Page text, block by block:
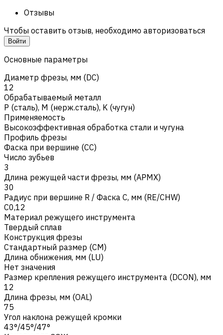
Отзывы
Чтобы оставить отзыв, необходимо авторизоваться
Войти
Основные параметры
Диаметр фрезы, мм (DC)
12
Обрабатываемый металл
Р (сталь), M (нерж.сталь), K (чугун)
Применяемость
Высокоэффективная обработка стали и чугуна
Профиль фрезы
Фаска при вершине (CC)
Число зубьев
3
Длина режущей части фрезы, мм (APMX)
30
Радиус при вершине R / Фаска C, мм (RE/CHW)
C0,12
Материал режущего инструмента
Твердый сплав
Конструкция фрезы
Стандартный размер (CM)
Длина обнижения, мм (LU)
Нет значения
Размер крепления режущего инструмента (DCON), мм
12
Длина фрезы, мм (OAL)
75
Угол наклона режущей кромки
43°/45°/47°